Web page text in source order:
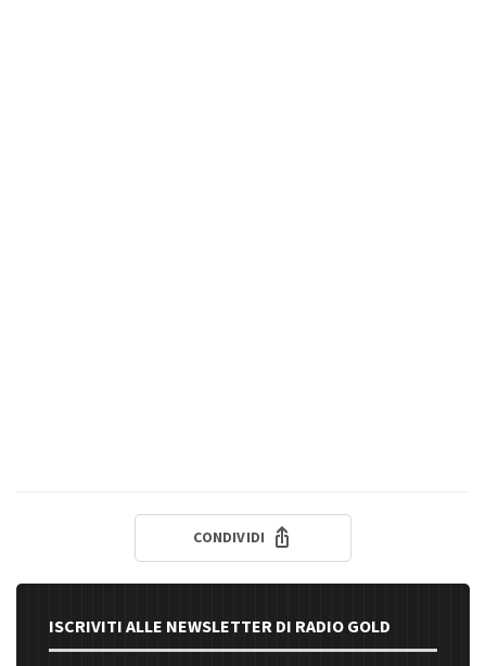
CONDIVIDI
ISCRIVITI ALLE NEWSLETTER DI RADIO GOLD